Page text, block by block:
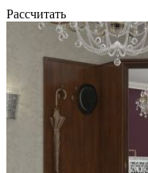
Рассчитать